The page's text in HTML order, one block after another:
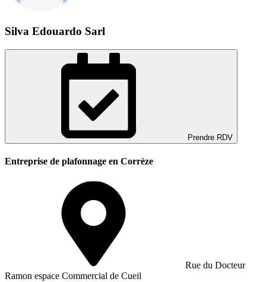
Silva Edouardo Sarl
Prendre RDV
Entreprise de plafonnage en Corrèze
Rue du Docteur
Ramon espace Commercial de Cueil